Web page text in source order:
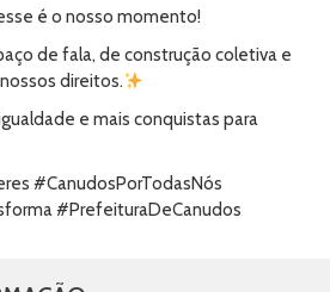
é o nosso momento!
de fala, de construção coletiva e
direitos.
e mais conquistas para
#CanudosPorTodasNós
#PrefeituraDeCanudos